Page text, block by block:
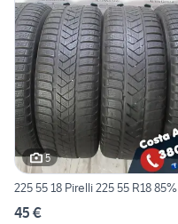
5
225 55 18 Pirelli 225 55 R18 85%
45 €